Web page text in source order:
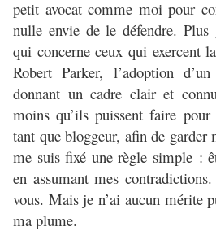
petit avocat comme moi pour
nulle envie de le défendre. Plus
qui concerne ceux qui exercent
Robert Parker, l’adoption
donnant un cadre clair et
moins qu’ils puissent faire
tant que bloggeur, afin de
me suis fixé une règle simple :
en assumant mes
vous. Mais je n’ai aucun mérite
ma plume.